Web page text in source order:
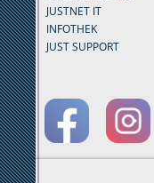
JUSTNET IT
INFOTHEK
JUST SUPPORT